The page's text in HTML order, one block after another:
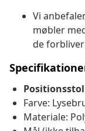
Vi
møbler
de
Positionsstol
Farve:
Materiale: